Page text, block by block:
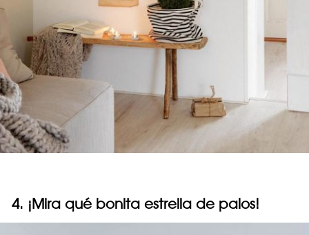
4. ¡Mira qué bonita estrella de palos!